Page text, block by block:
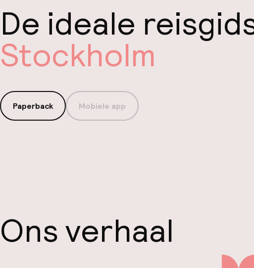
De ideale
Stockholm
Paperback Mobiele app
Ons verhaal